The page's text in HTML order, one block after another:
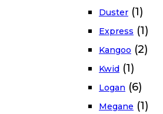
Duster (1)
Express (1)
Kangoo (2)
Kwid (1)
Logan (6)
Megane (1)